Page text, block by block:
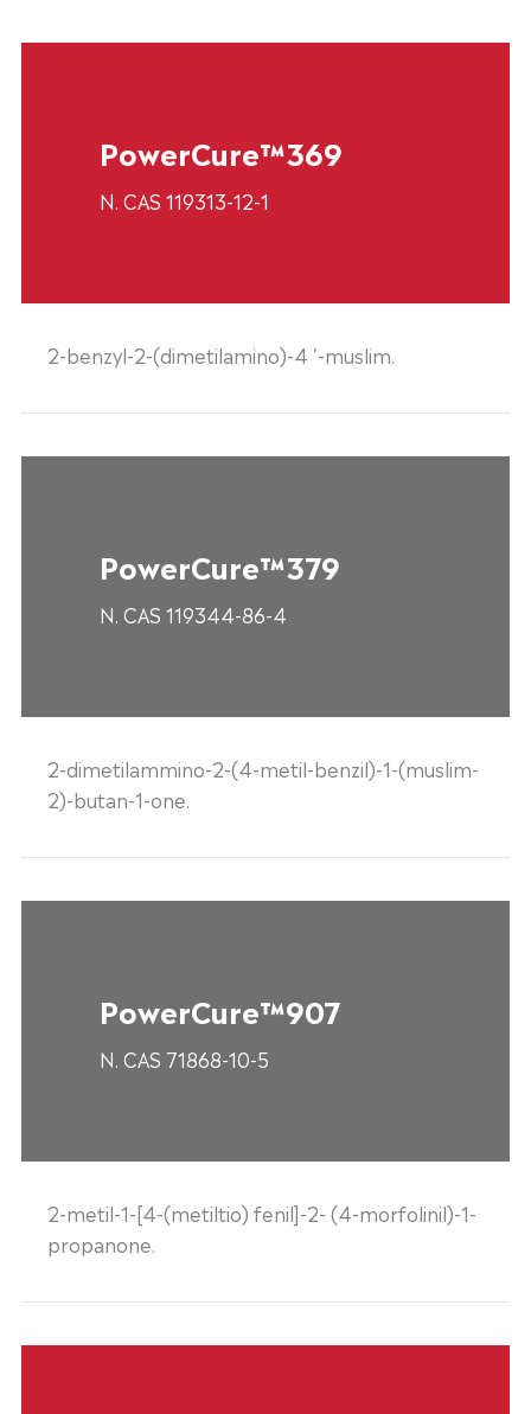
PowerCure™369
N. CAS 119313-12-1
2-benzyl-2-(dimetilamino)-4 '-muslim.
PowerCure™379
N. CAS 119344-86-4
2-dimetilammino-2-(4-metil-benzil)-1-(muslim-
2)-butan-1-one.
PowerCure™907
N. CAS 71868-10-5
2-metil-1-[4-(metiltio) fenil]-2- (4-morfolinil)-1-
propanone.